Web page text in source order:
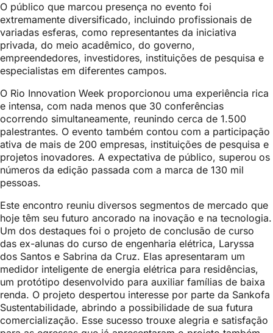
O público que marcou presença no evento foi
extremamente diversificado, incluindo profissionais de
variadas esferas, como representantes da iniciativa
privada, do meio acadêmico, do governo,
empreendedores, investidores, instituições de pesquisa e
especialistas em diferentes campos.
O Rio Innovation Week proporcionou uma experiência rica
e intensa, com nada menos que 30 conferências
ocorrendo simultaneamente, reunindo cerca de 1.500
palestrantes. O evento também contou com a participação
ativa de mais de 200 empresas, instituições de pesquisa e
projetos inovadores. A expectativa de público, superou os
números da edição passada com a marca de 130 mil
pessoas.
Este encontro reuniu diversos segmentos de mercado que
hoje têm seu futuro ancorado na inovação e na tecnologia.
Um dos destaques foi o projeto de conclusão de curso
das ex-alunas do curso de engenharia elétrica, Laryssa
dos Santos e Sabrina da Cruz. Elas apresentaram um
medidor inteligente de energia elétrica para residências,
um protótipo desenvolvido para auxiliar famílias de baixa
renda. O projeto despertou interesse por parte da Sankofa
Sustentabilidade, abrindo a possibilidade de sua futura
comercialização. Esse sucesso trouxe alegria e satisfação